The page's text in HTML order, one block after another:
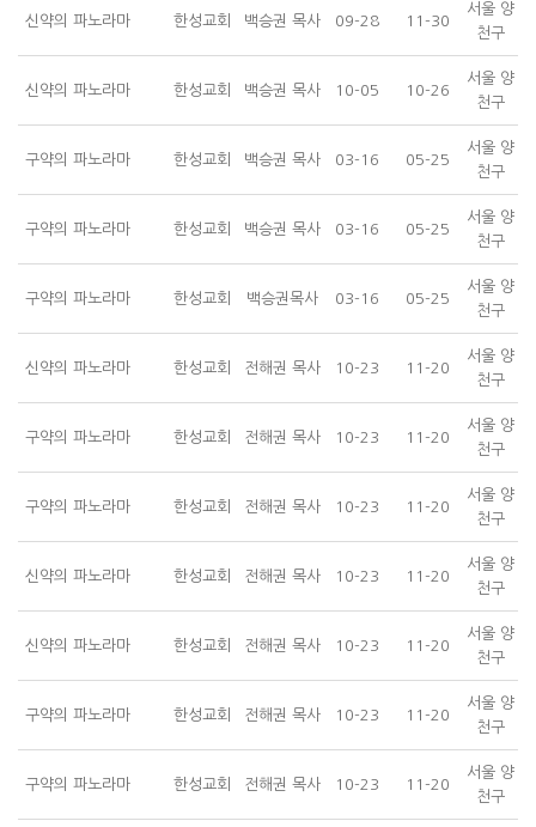
신약의 파노라마 한성교회 백승권 목사 09-28 11-30
서울 양
천구
신약의 파노라마 한성교회 백승권 목사 10-05 10-26
서울 양
천구
구약의 파노라마 한성교회 백승권 목사 03-16 05-25
서울 양
천구
구약의 파노라마 한성교회 백승권 목사 03-16 05-25
서울 양
천구
구약의 파노라마 한성교회 백승권목사 03-16 05-25
서울 양
천구
신약의 파노라마 한성교회 전해권 목사 10-23 11-20
서울 양
천구
구약의 파노라마 한성교회 전해권 목사 10-23 11-20
서울 양
천구
구약의 파노라마 한성교회 전해권 목사 10-23 11-20
서울 양
천구
신약의 파노라마 한성교회 전해권 목사 10-23 11-20
서울 양
천구
신약의 파노라마 한성교회 전해권 목사 10-23 11-20
서울 양
천구
구약의 파노라마 한성교회 전해권 목사 10-23 11-20
서울 양
천구
구약의 파노라마 한성교회 전해권 목사 10-23 11-20
서울 양
천구